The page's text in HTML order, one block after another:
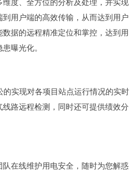
维度、全方位的分析及处理，并实现
到用户端的高效传输，从而达到用户
据的远程精准定位和掌控，达到用
曝光化。
的实现对各项目站点运行情况的实时
路远程检测，同时还可提供绩效分
队在线维护用电安全，随时为您解惑